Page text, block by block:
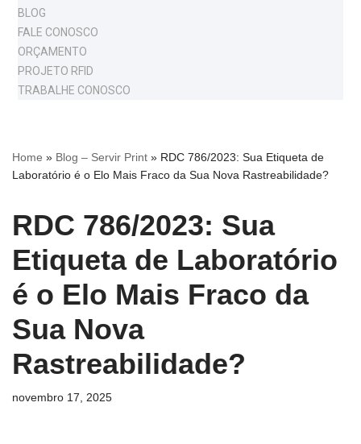
BLOG
FALE CONOSCO
ORÇAMENTO
PROJETO RFID
TRABALHE CONOSCO
Home » Blog – Servir Print » RDC 786/2023: Sua Etiqueta de
Laboratório é o Elo Mais Fraco da Sua Nova Rastreabilidade?
RDC 786/2023: Sua
Etiqueta de Laboratório
é o Elo Mais Fraco da
Sua Nova
Rastreabilidade?
novembro 17, 2025